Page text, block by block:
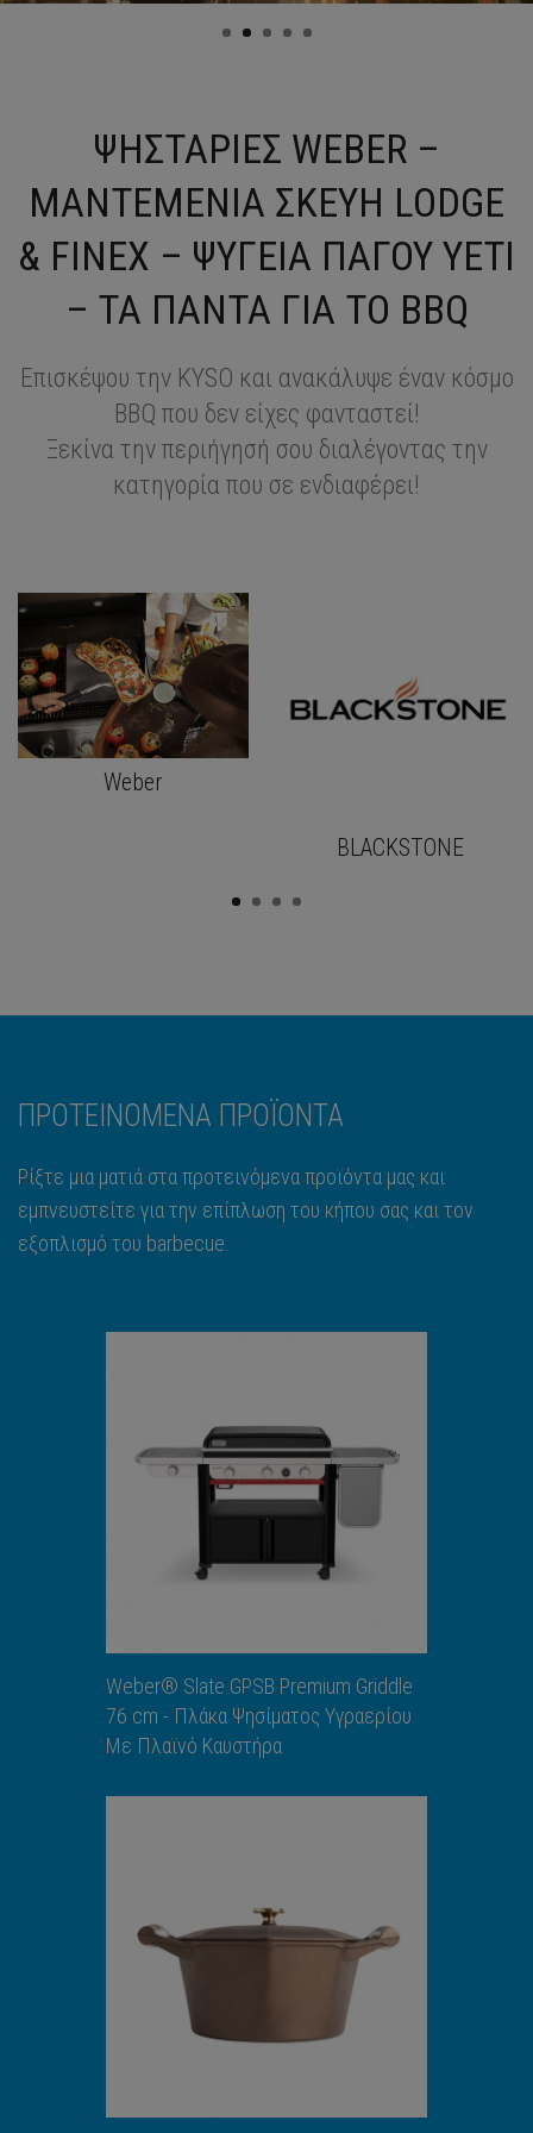
ΨΗΣΤΑΡΙΕΣ WEBER –
ΜΑΝΤΕΜΕΝΙΑ ΣΚΕΥΗ LODGE
& FINEX – ΨΥΓΕΙΑ ΠΑΓΟΥ YETI
– TA ΠΑΝΤΑ ΓΙΑ ΤΟ BBQ
Επισκέψου την KYSO και ανακάλυψε έναν κόσμο
BBQ που δεν είχες φανταστεί!
Ξεκίνα την περιήγησή σου διαλέγοντας την
κατηγορία που σε ενδιαφέρει!
Weber
BLACKSTONE
ΠΡΟΤΕΙΝΟΜΕΝΑ ΠΡΟΪΟΝΤΑ
Ρίξτε μια ματιά στα προτεινόμενα προϊόντα μας και
εμπνευστείτε για την επίπλωση του κήπου σας και τον
εξοπλισμό του barbecue.
ΑΝΑΚΑΛΥΨΕ ΤΟ
Weber® Slate GPSB Premium Griddle
76 cm - Πλάκα Ψησίματος Υγραερίου
Με Πλαϊνό Καυστήρα